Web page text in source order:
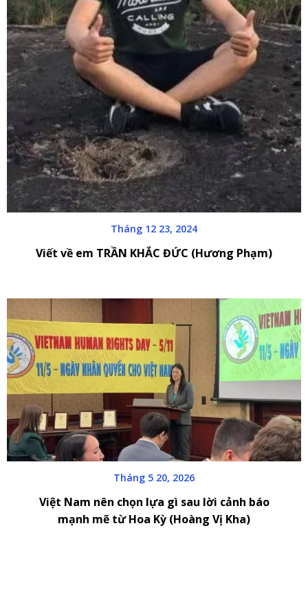
Tháng 12 23, 2024
Viết về em TRẦN KHẮC ĐỨC (Hương Phạm)
Tháng 5 20, 2026
Việt Nam nên chọn lựa gì sau lời cảnh báo
mạnh mẽ từ Hoa Kỳ (Hoàng Vị Kha)